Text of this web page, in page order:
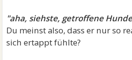
"aha, siehste, getroffene
Du meinst also, dass er nur so
sich ertappt fühlte?